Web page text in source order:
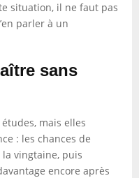
situation, il ne faut pas
parler à un
sans
mais elles
: les chances de
vingtaine, puis
encore après